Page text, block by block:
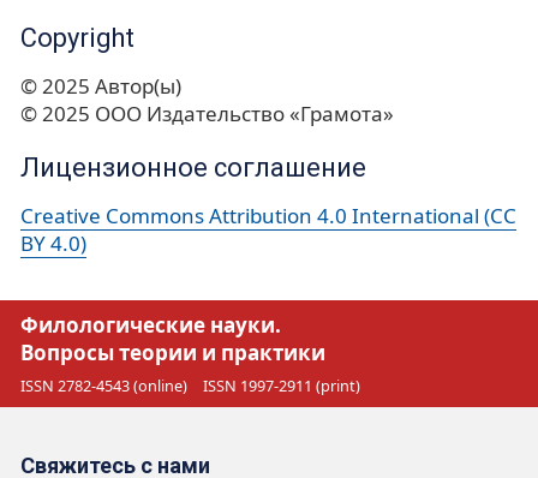
Copyright
© 2025 Автор(ы)
© 2025 ООО Издательство «Грамота»
Лицензионное соглашение
Creative Commons Attribution 4.0 International (CC
BY 4.0)
Филологические науки.
Вопросы теории и практики
ISSN 2782-4543 (online) ISSN 1997-2911 (print)
Свяжитесь с нами